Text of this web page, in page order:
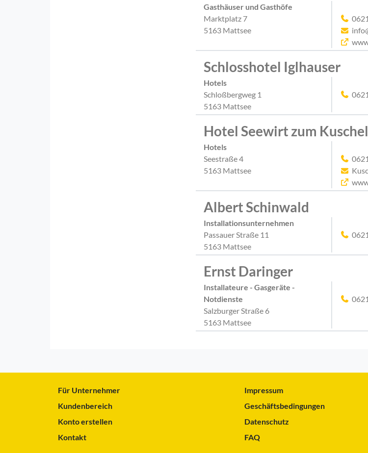
Gasthäuser und Gasthöfe
Marktplatz 7
5163 Mattsee
Schlosshotel Iglhauser
Hotels
Schloßbergweg 1
5163 Mattsee
Hotel Seewirt zum
Hotels
Seestraße 4
5163 Mattsee
Albert Schinwald
Installationsunternehmen
Passauer Straße 11
5163 Mattsee
Ernst Daringer
Installateure - Gasgeräte -
Notdienste
Salzburger Straße 6
5163 Mattsee
Für Unternehmer
Kundenbereich
Konto erstellen
Kontakt
Impressum
Geschäftsbedingungen
Datenschutz
FAQ